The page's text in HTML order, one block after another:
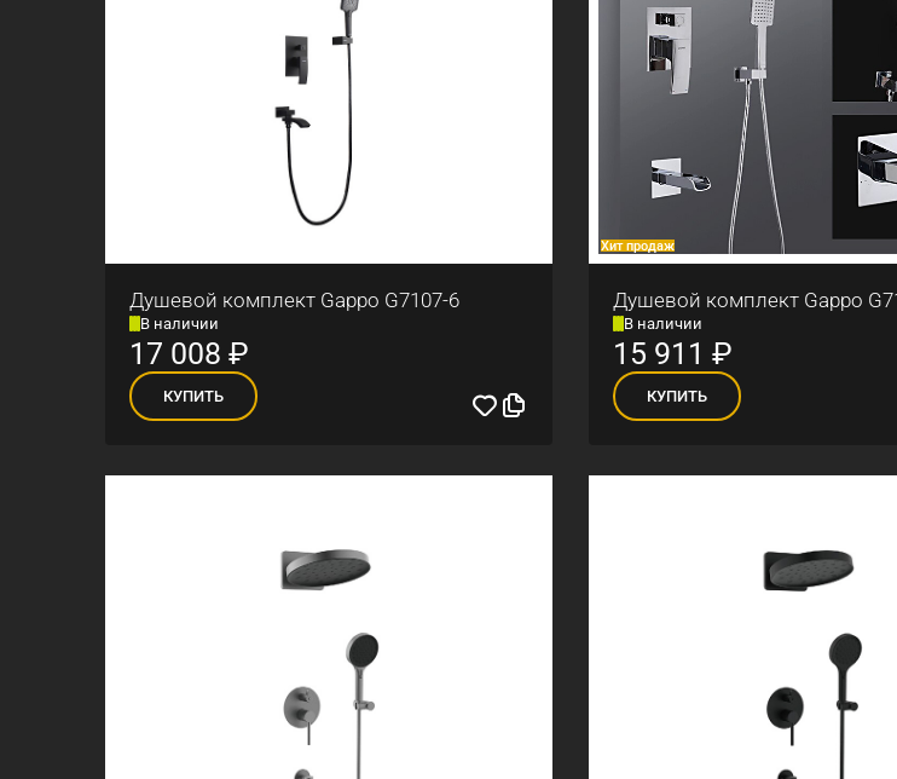
Душевой комплект Gappo G7107-6
В наличии
17 008 ₽
КУПИТЬ
Хит продаж
Душевой комплект Gappo
В наличии
15 911 ₽
КУПИТЬ